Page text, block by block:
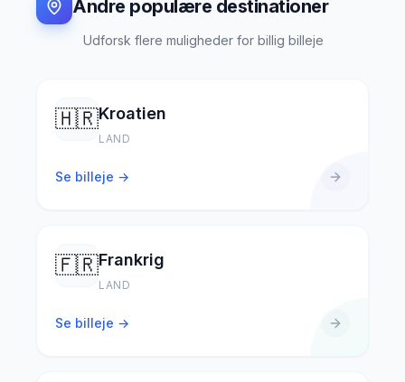
Andre populære destinationer
Udforsk flere muligheder for billig billeje
🇭🇷Kroatien
LAND
Se billeje →
🇫🇷Frankrig
LAND
Se billeje →